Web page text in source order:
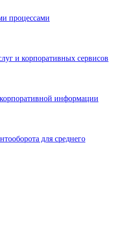
процессами
и корпоративных сервисов
информации
для среднего